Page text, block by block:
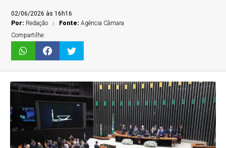
02/06/2026 às 16h16
Por: Redação Fonte:Agência Câmara
Compartilhe: